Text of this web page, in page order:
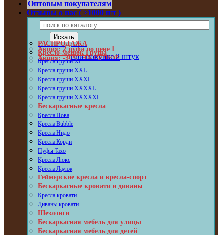
Оптовым покупателям
Отзывы о нас ( >1000 шт )
Акция: 2 пуфа по цене 1
Акция: -30% НА ВЕЛЮР
при покупке 2 штук
РАСПРОДАЖА
Кресло-мешок Груша
Кресла-груши XL
Кресла-груши XXL
Кресла-груши XXXL
Кресла-груши XXXXL
Кресла-груши XXXXXL
Бескаркасные кресла
Кресла Нова
Кресла Bubble
Кресла Нидо
Кресла Корди
Пуфы Taxo
Кресла Люкс
Кресла Лаунж
Геймерские кресла и кресла-спорт
Бескаркасные кровати и диваны
Кресла-кровати
Диваны-кровати
Шезлонги
Бескаркасная мебель для улицы
Бескаркасная мебель для детей